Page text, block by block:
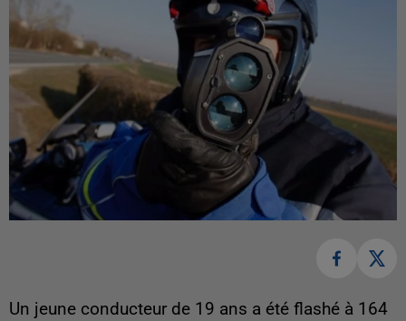
Un jeune conducteur de 19 ans a été flashé à 164